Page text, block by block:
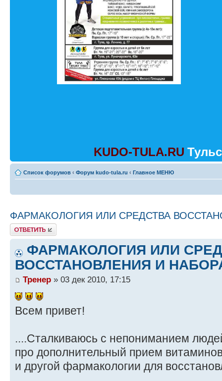
KUDO-TULA.RU
Список форумов ‹ Форум kudo-tula.ru ‹ Главное МЕНЮ
ФАРМАКОЛОГИЯ ИЛИ СРЕДСТВА
Ответить
ФАРМАКОЛОГИЯ ИЛИ
ВОССТАНОВЛЕНИЯ И
Тренер » 03 дек 2010, 17:15
Всем привет!
....Сталкиваюсь с непониманием
про дополнительный прием
и другой фармакологии для